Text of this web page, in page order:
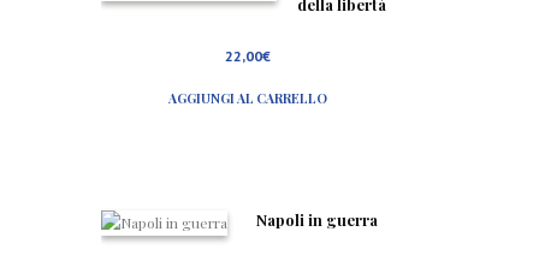
della libertà
22,00€
AGGIUNGI AL CARRELLO
Napoli in guerra